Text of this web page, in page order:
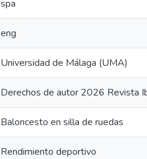
spa
eng
Universidad de Málaga (UMA)
Derechos de autor 2026 Revista
Baloncesto en silla de ruedas
Rendimiento deportivo